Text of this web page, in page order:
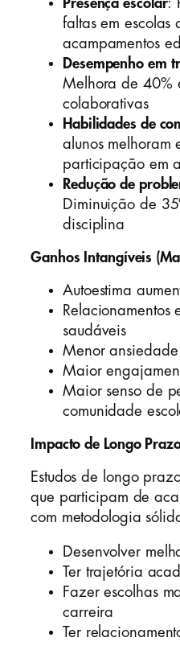
Presença escolar:
faltas em escolas
acampamentos
Desempenho em
Melhora de 40%
colaborativas
Habilidades de
alunos melhoram
participação em
Redução de
Diminuição de
disciplina
Ganhos Intangíveis
Autoestima
Relacionamentos
saudáveis
Menor
Maior
Maior senso de
comunidade
Impacto de Longo
Estudos de longo
que participam de
com metodologia
Desenvolver
Ter trajetória
Fazer escolhas
carreira
Ter